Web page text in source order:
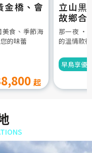
金橋、會
食、季節海
的味蕾
立山黒
故鄉合
5日
那一夜 ‧
的溫情款
早鳥享優